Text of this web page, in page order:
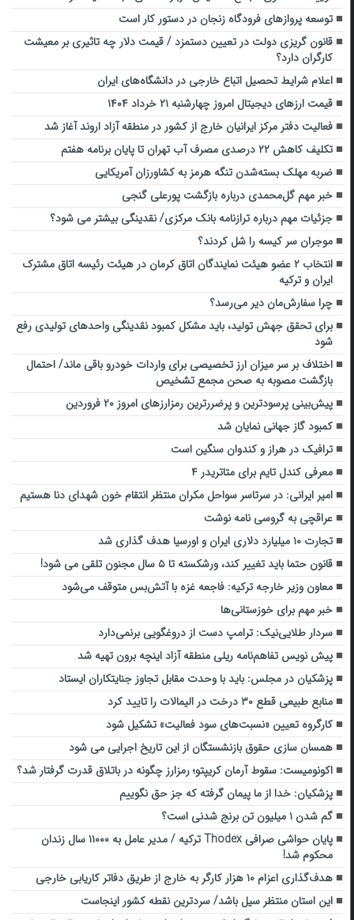
توسعه پروازهای فرودگاه زنجان در دستور کار است
قانون‌ گریزی دولت در تعیین دستمزد / قیمت دلار چه تاثیری بر معیشت
کارگران دارد؟
اعلام شرایط تحصیل اتباع خارجی در دانشگاه‌های ایران
قیمت ارز‌های دیجیتال امروز چهارشنبه ۲۱ خرداد ۱۴۰۴
فعالیت دفتر مرکز ایرانیان خارج از کشور در منطقه آزاد اروند آغاز شد
تکلیف کاهش ۲۲ درصدی مصرف آب تهران تا پایان برنامه هفتم
ضربه مهلک بسته‌شدن تنگه هرمز به کشاورزان آمریکایی
خبر مهم گل‌محمدی درباره بازگشت پورعلی گنجی
جزئیات مهم درباره ترازنامه بانک مرکزی/ نقدینگی بیشتر می شود؟
موجران سر کیسه را شل کردند؟
انتخاب ۲ عضو هیئت نمایندگان اتاق کرمان در هیئت رئیسه اتاق مشترک
ایران و ترکیه
چرا سفارش‌مان دیر می‌رسد؟
برای تحقق جهش تولید، باید مشکل کمبود نقدینگی واحدهای تولیدی رفع
شود
اختلاف بر سر میزان ارز تخصیصی برای واردات خودرو باقی ماند/ احتمال
بازگشت مصوبه به صحن مجمع تشخیص
پیش‌بینی پرسودترین و پرضررترین رمزارزهای امروز ۲۰ فروردین
کمبود گاز جهانی نمایان شد
ترافیک در هراز و کندوان سنگین است
معرفی کندل تایم برای متاتریدر ۴
امیر ایرانی: در سرتاسر سواحل مکران منتظر انتقام خون شهدای دنا هستیم
عراقچی به گروسی نامه نوشت
تجارت ۱۰ میلیارد دلاری ایران و اورسیا هدف گذاری شد
قانون حتما باید تغییر کند، ورشکسته تا ۵ سال مجنون تلقی می شود!
معاون وزیر خارجه ترکیه: ‌فاجعه غزه با آتش‌بس متوقف ‌می‌شود
خبر مهم برای خوزستانی‌ها
سردار طلایی‌نیک: ترامپ دست از دروغگویی برنمی‌دارد
پیش نویس تفاهم‌نامه ریلی منطقه آزاد اینچه برون تهیه شد
پزشکیان در مجلس: باید با وحدت مقابل تجاوز جنایتکاران ایستاد
منابع طبیعی قطع ۳۰ درخت در الیمالات را تایید کرد
کارگروه تعیین «نسبت‌های سود فعالیت» تشکیل شود
همسان سازی حقوق بازنشستگان از این تاریخ اجرایی می شود
اکونومیست: سقوط آرمان کریپتو؛ رمزارز چگونه در باتلاق قدرت گرفتار شد؟
پزشکیان: خدا از ما پیمان گرفته که جز حق نگوییم
گم شدن ۱ میلیون تن برنج شدنی است؟
پایان حواشی صرافی Thodex ترکیه / مدیر عامل به ۱۱۰۰۰ سال زندان
محکوم شد!
هدف‌گذاری اعزام ۱۰ هزار کارگر به خارج از طریق دفاتر کاریابی خارجی
این استان منتظر سیل باشد/ سردترین نقطه کشور اینجاست